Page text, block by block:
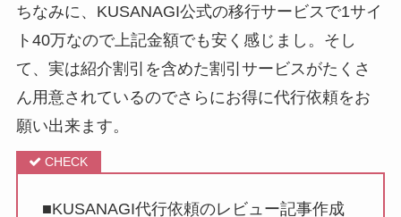
ちなみに、KUSANAGI公式の移行サービスで1サイ
ト40万なので上記金額でも安く感じまし。そし
て、実は紹介割引を含めた割引サービスがたくさ
ん用意されているのでさらにお得に代行依頼をお
願い出来ます。
■KUSANAGI代行依頼のレビュー記事作成